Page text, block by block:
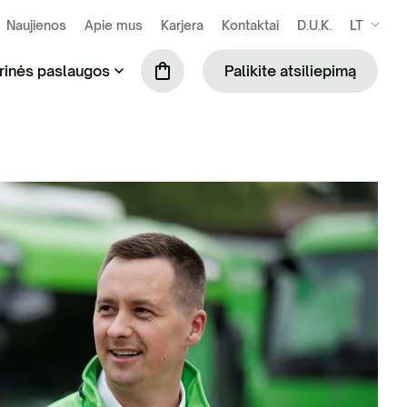
Naujienos Apie mus Karjera Kontaktai D.U.K. LT
surinkimas ir tvarkymas
ir komercinių atliekų tvarkymas
administravimo paslauga
komunalinių atliekų tvarkymas
paslaugos
Mobiliosios tvoros
Biotualetų skaičiuoklė
Palikite atsiliepimą